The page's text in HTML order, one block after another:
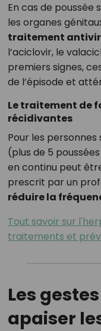
En cas de poussée
les organes
traitement
l’aciclovir, le
premiers signes,
de l’épisode et
Le traitement de
récidivantes
Pour les
(plus de 5
en continu peut
prescrit par un
réduire la
Tout savoir sur
traitements et
Les
apaiser